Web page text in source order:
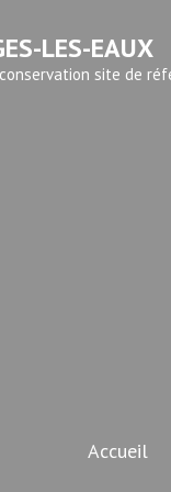
LES-EAUX
site de
Accueil